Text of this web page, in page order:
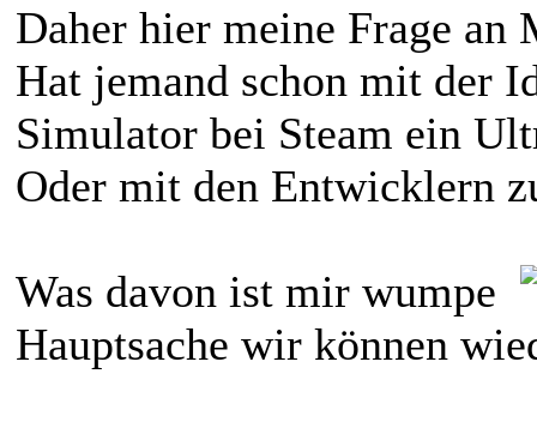
Daher hier meine Frage an
Hat jemand schon mit der
Simulator bei Steam ein
Oder mit den Entwicklern
Was davon ist mir wumpe
Hauptsache wir können